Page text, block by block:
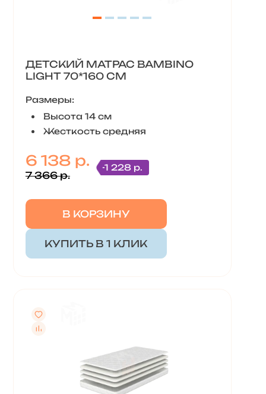
ДЕТСКИЙ МАТРАС BAMBINO
LIGHT 70*160 СМ
Размеры:
Высота 14 см
Жесткость средняя
6 138 р.
7 366 р.
-1 228 р.
В КОРЗИНУ
КУПИТЬ В 1 КЛИК